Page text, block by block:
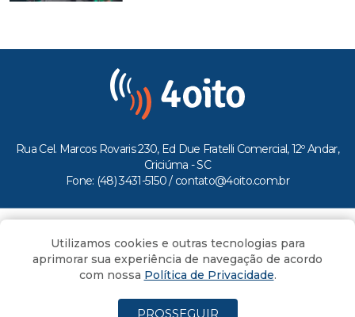
Rua Cel. Marcos Rovaris 230, Ed Due Fratelli Comercial, 12º Andar,
Criciúma - SC
Fone: (48) 3431-5150 / contato@4oito.com.br
Todos os direitos reservados ao Portal 4oito
Utilizamos cookies e outras tecnologias para
aprimorar sua experiência de navegação de acordo
com nossa Política de Privacidade.
PROSSEGUIR